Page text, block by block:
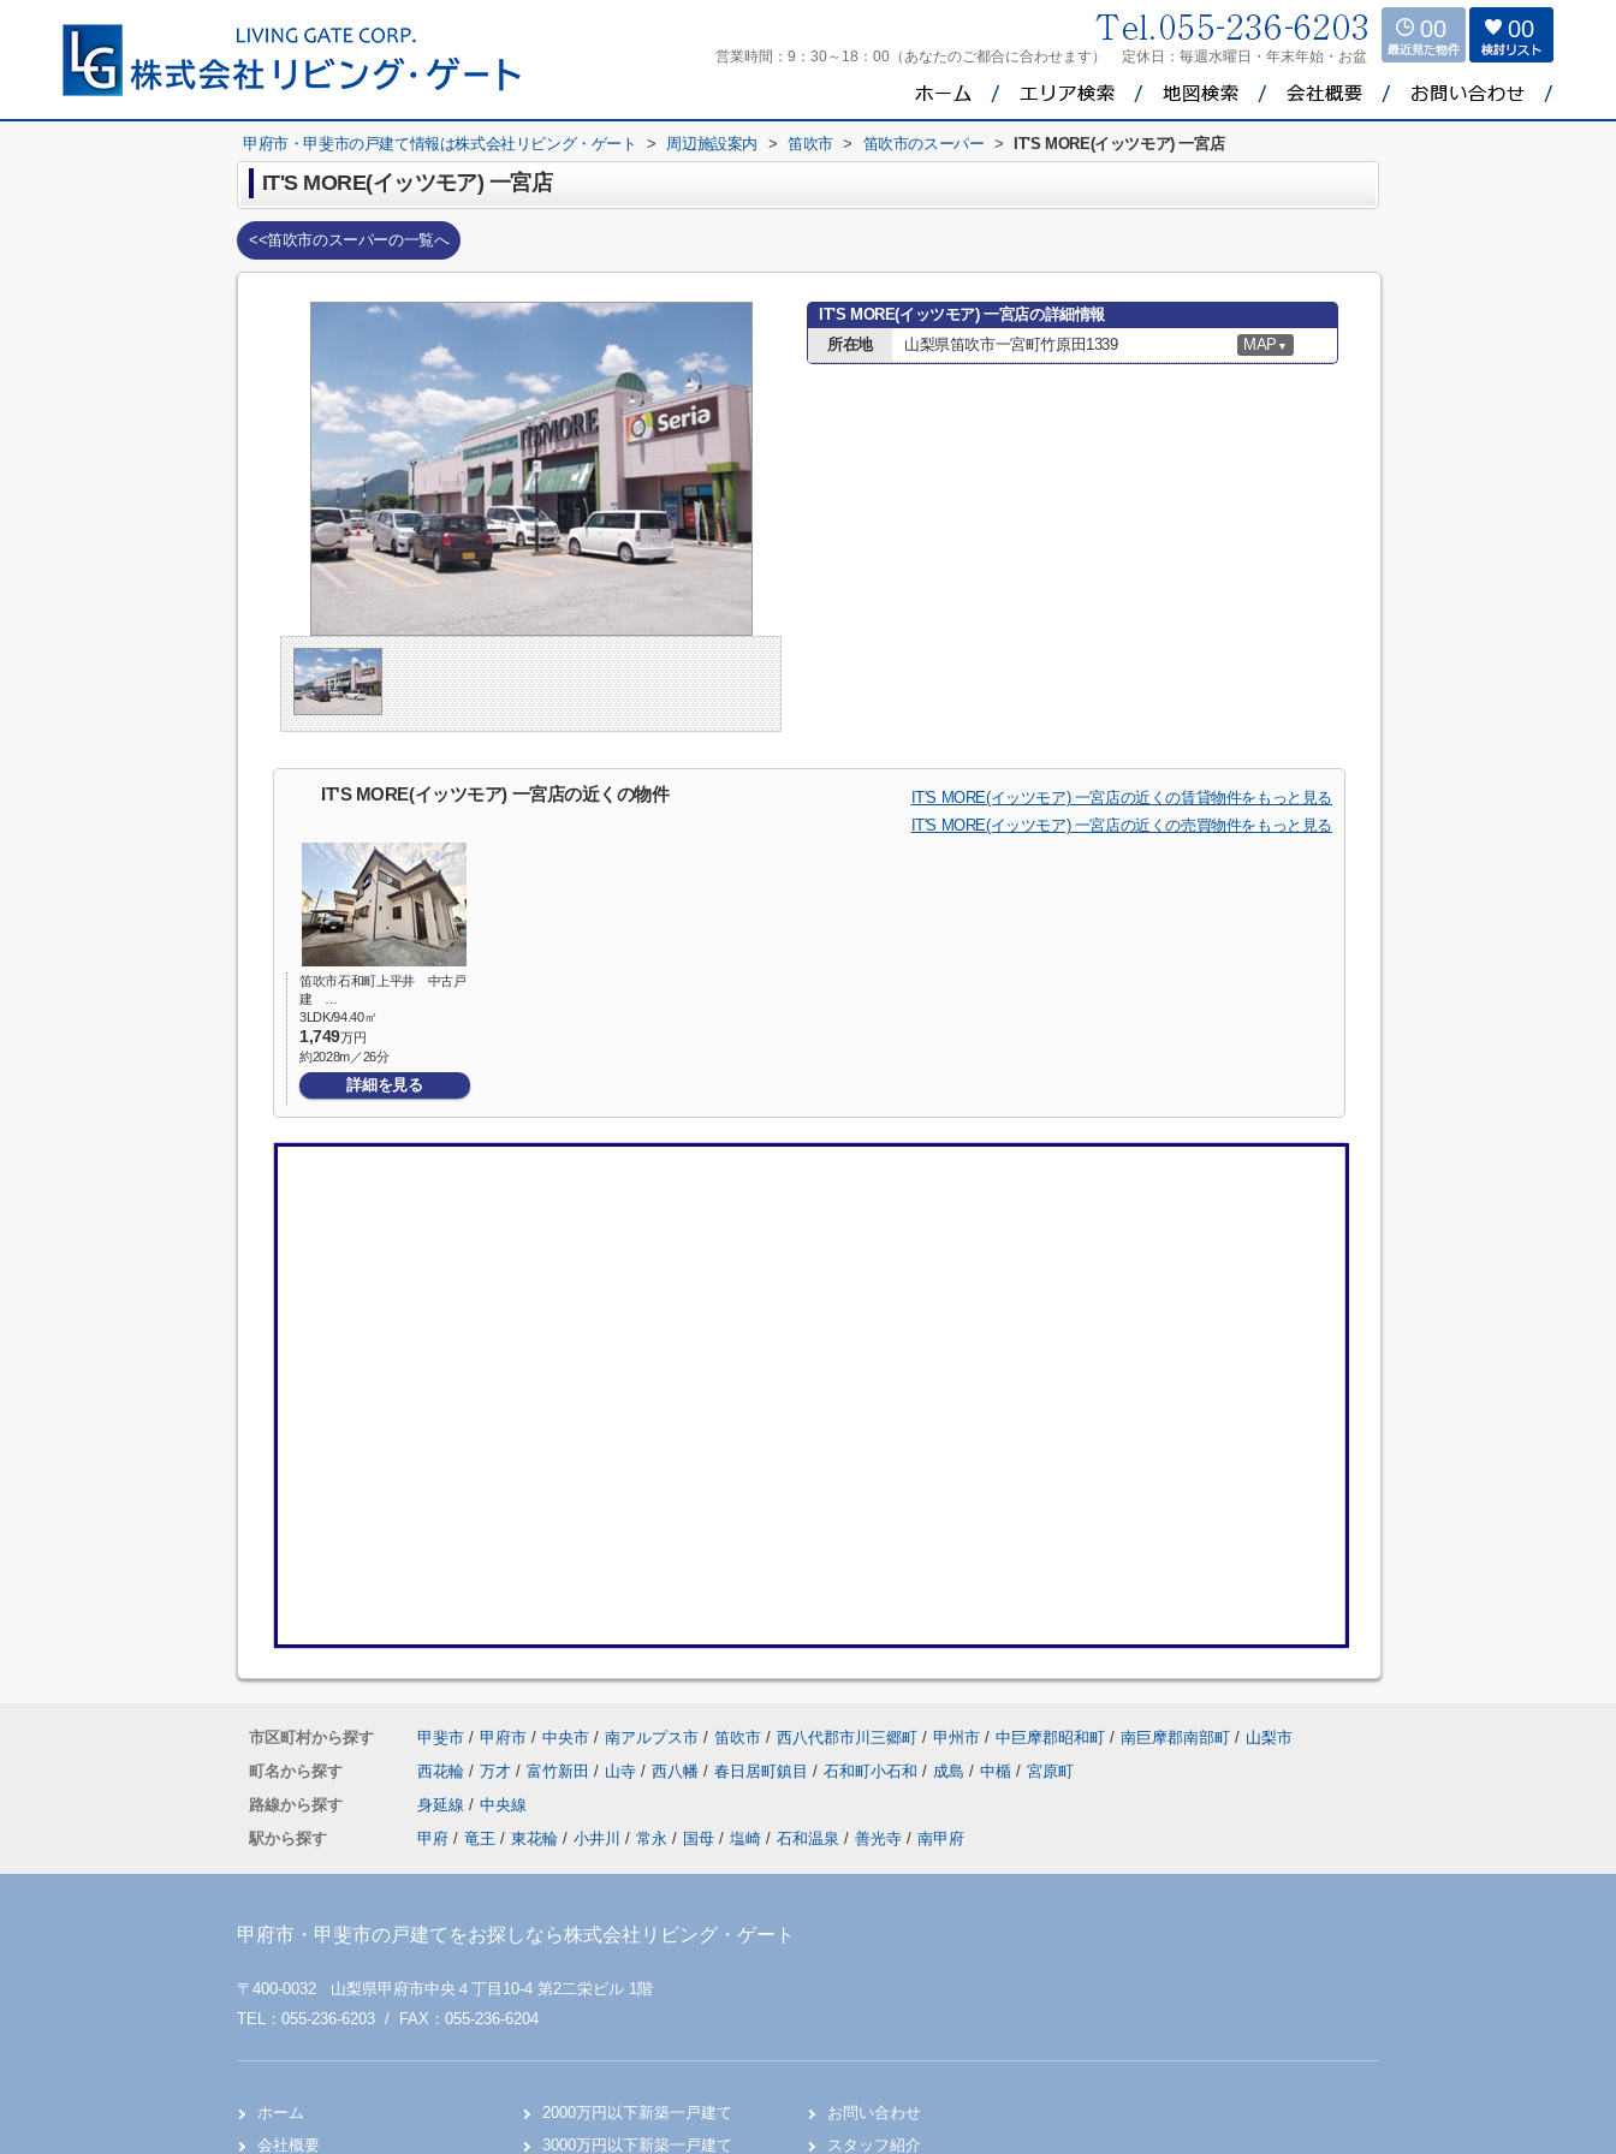
営業時間： 9：30～18：00（あなたのご都合に合わせます） 定休日： 毎週水曜日・年末年始・お盆
00 00
甲府市・甲斐市の戸建て情報は株式会社リビング・ゲート > 周辺施設案内 > 笛吹市 > 笛吹市のスーパー > IT'S MORE(イッツモア) 一宮店
IT'S MORE(イッツモア) 一宮店
<<笛吹市のスーパーの一覧へ
IT'S MORE(イッツモア) 一宮店の詳細情報
所在地
山梨県笛吹市一宮町竹原田1339 MAP ▼
IT'S MORE(イッツモア) 一宮店の近くの物件
IT'S MORE(イッツモア) 一宮店の近くの賃貸物件をもっと見る
IT'S MORE(イッツモア) 一宮店の近くの売買物件をもっと見る
笛吹市石和町上平井 中古戸
建 …
3LDK/94.40㎡
1,749万円
約2028m／26分
詳細を見る
市区町村から探す 甲斐市 / 甲府市 / 中央市 / 南アルプス市 / 笛吹市 / 西八代郡市川三郷町 / 甲州市 / 中巨摩郡昭和町 / 南巨摩郡南部町 / 山梨市
町名から探す
西花輪 / 万才 / 富竹新田 / 山寺 / 西八幡 / 春日居町鎮目 / 石和町小石和 / 成島 / 中楯 / 宮原町
路線から探す
身延線 / 中央線
駅から探す
甲府 / 竜王 / 東花輪 / 小井川 / 常永 / 国母 / 塩崎 / 石和温泉 / 善光寺 / 南甲府
甲府市・甲斐市の戸建てをお探しなら株式会社リビング・ゲート
〒400-0032 山梨県甲府市中央４丁目10-4 第2二栄ビル 1階
TEL：055-236-6203 / FAX：055-236-6204
ホーム
会社概要
2000万円以下新築一戸建て
3000万円以下新築一戸建て
お問い合わせ
スタッフ紹介